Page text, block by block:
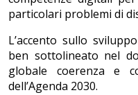
particolari problemi di
L’accento sullo
ben sottolineato nel
globale coerenza e
dell’Agenda 2030.